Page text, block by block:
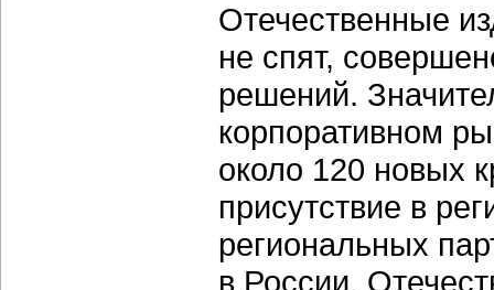
Отечественные
не спят,
решений.
корпоративном
около 120 новых
присутствие в
региональных
в России.